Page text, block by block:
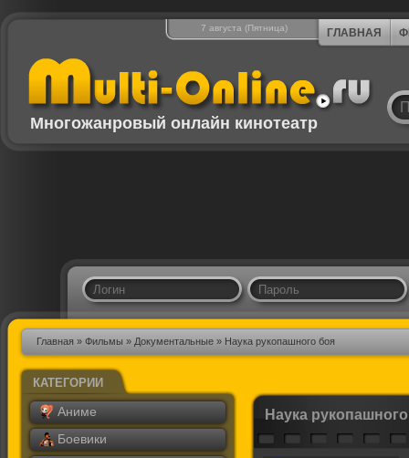
7 августа (Пятница) ГЛАВНАЯ
Многожанровый онлайн кинотеатр
Главная » Фильмы » Документальные » Наука рукопашного боя
КАТЕГОРИИ
Аниме
Боевики
Наука